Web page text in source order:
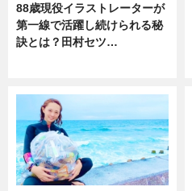
88歳現役イラストレーターが
第一線で活躍し続けられる秘
訣とは？田村セツ…